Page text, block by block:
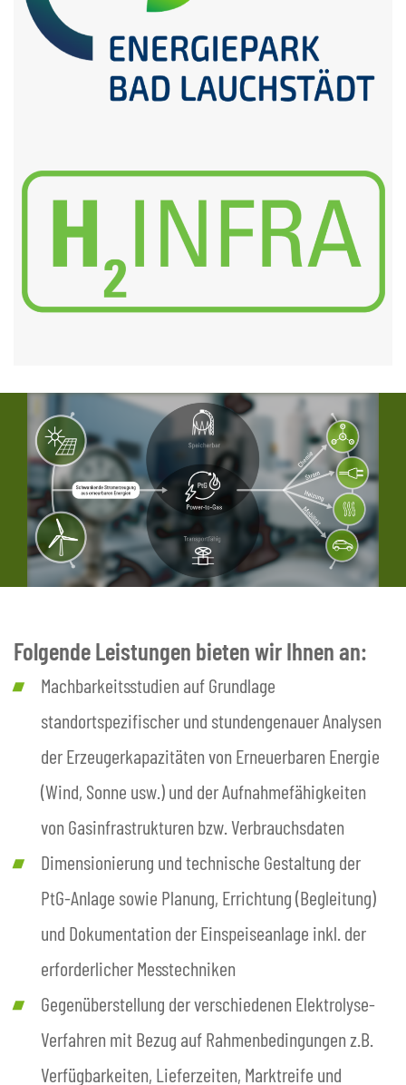
Folgende Leistungen bieten wir Ihnen an:
Machbarkeitsstudien auf Grundlage
standortspezifischer und stundengenauer Analysen
der Erzeugerkapazitäten von Erneuerbaren Energie
(Wind, Sonne usw.) und der Aufnahmefähigkeiten
von Gasinfrastrukturen bzw. Verbrauchsdaten
Dimensionierung und technische Gestaltung der
PtG-Anlage sowie Planung, Errichtung (Begleitung)
und Dokumentation der Einspeiseanlage inkl. der
erforderlicher Messtechniken
Gegenüberstellung der verschiedenen Elektrolyse-
Verfahren mit Bezug auf Rahmenbedingungen z.B.
Verfügbarkeiten, Lieferzeiten, Marktreife und